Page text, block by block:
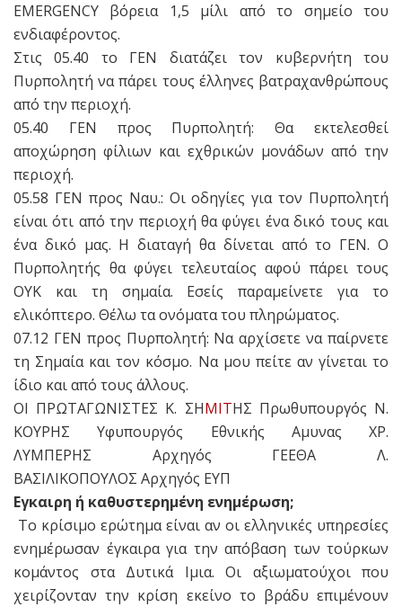
EMERGENCY βόρεια 1,5 μίλι από το σημείο του
ενδιαφέροντος.
Στις 05.40 το ΓΕΝ διατάζει τον κυβερνήτη του
Πυρπολητή να πάρει τους έλληνες βατραχανθρώπους
από την περιοχή.
05.40 ΓΕΝ προς Πυρπολητή: Θα εκτελεσθεί
αποχώρηση φίλιων και εχθρικών μονάδων από την
περιοχή.
05.58 ΓΕΝ προς Ναυ.: Οι οδηγίες για τον Πυρπολητή
είναι ότι από την περιοχή θα φύγει ένα δικό τους και
ένα δικό μας. H διαταγή θα δίνεται από το ΓΕΝ. Ο
Πυρπολητής θα φύγει τελευταίος αφού πάρει τους
ΟΥΚ και τη σημαία. Εσείς παραμείνετε για το
ελικόπτερο. Θέλω τα ονόματα του πληρώματος.
07.12 ΓΕΝ προς Πυρπολητή: Να αρχίσετε να παίρνετε
τη Σημαία και τον κόσμο. Να μου πείτε αν γίνεται το
ίδιο και από τους άλλους.
OI ΠΡΩΤΑΓΩΝΙΣΤΕΣ K. ΣΗΜΙΤΗΣ Πρωθυπουργός N.
ΚΟΥΡΗΣ Υφυπουργός Εθνικής Αμυνας XP.
ΛΥΜΠΕΡΗΣ Αρχηγός ΓΕΕΘΑ Λ.
ΒΑΣΙΛΙΚΟΠΟΥΛΟΣ Αρχηγός ΕΥΠ
Εγκαιρη ή καθυστερημένη ενημέρωση;
Το κρίσιμο ερώτημα είναι αν οι ελληνικές υπηρεσίες
ενημέρωσαν έγκαιρα για την απόβαση των τούρκων
κομάντος στα Δυτικά Ιμια. Οι αξιωματούχοι που
χειρίζονταν την κρίση εκείνο το βράδυ επιμένουν